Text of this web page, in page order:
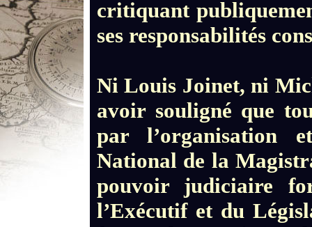
critiquant
ses responsabilités
Ni Louis Joinet, ni
avoir souligné que
par l’organisation
National de la
pouvoir judiciaire
l’Exécutif et du